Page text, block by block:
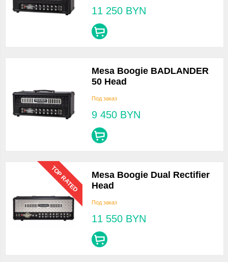
11 250 BYN
Mesa Boogie BADLANDER
50 Head
Под заказ
9 450 BYN
TOP RATED
Mesa Boogie Dual Rectifier
Head
Под заказ
11 550 BYN